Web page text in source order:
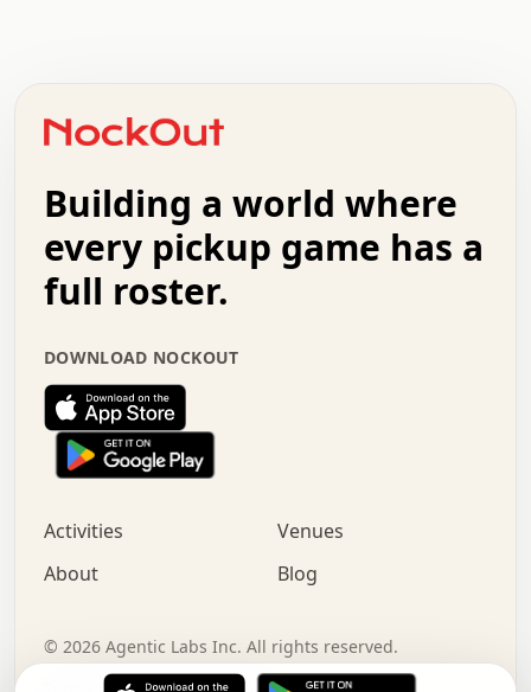
+   .   .   .   .   .   .   .   .   .   +   .   .
.   .   .   .   .   .   .   .   .   .   .   :   .
.   .   .   .   +   .   .   .   .   .   .   .   +
.   :   .   .   .   .   .   .   .   .   o   .   .
.   .   x   .   .   .   .   .   .   :   .   .   o
.   .   .   .   :   .   .   .   .   o   .   .   .
.   .   .   .   .   .   .   :   .   .   .   .   .
.   .   .   .   .   .   .   +   .   .   x   .   .
.   .   .   .   .   :   +   .   .   .   .   .   o
.   .   .   .   .   .   .   .   .   .   .   .   .
.   .   :   o   .   .   .   .   .   .   .   +   .
.   o   .   .   .   .   x   .   .   .   .   .   .
+   .   o   .   .   .   .   o   .   .   .   .
.   +   .   .   .   .   .   .   .   .   :   .   x
.   .   .   .   .   .   .   .   .   .   .   .   .   .
Building a world where
every pickup game has a
full roster.
DOWNLOAD NOCKOUT
Activities
Venues
About
Blog
© 2026 Agentic Labs Inc. All rights reserved.